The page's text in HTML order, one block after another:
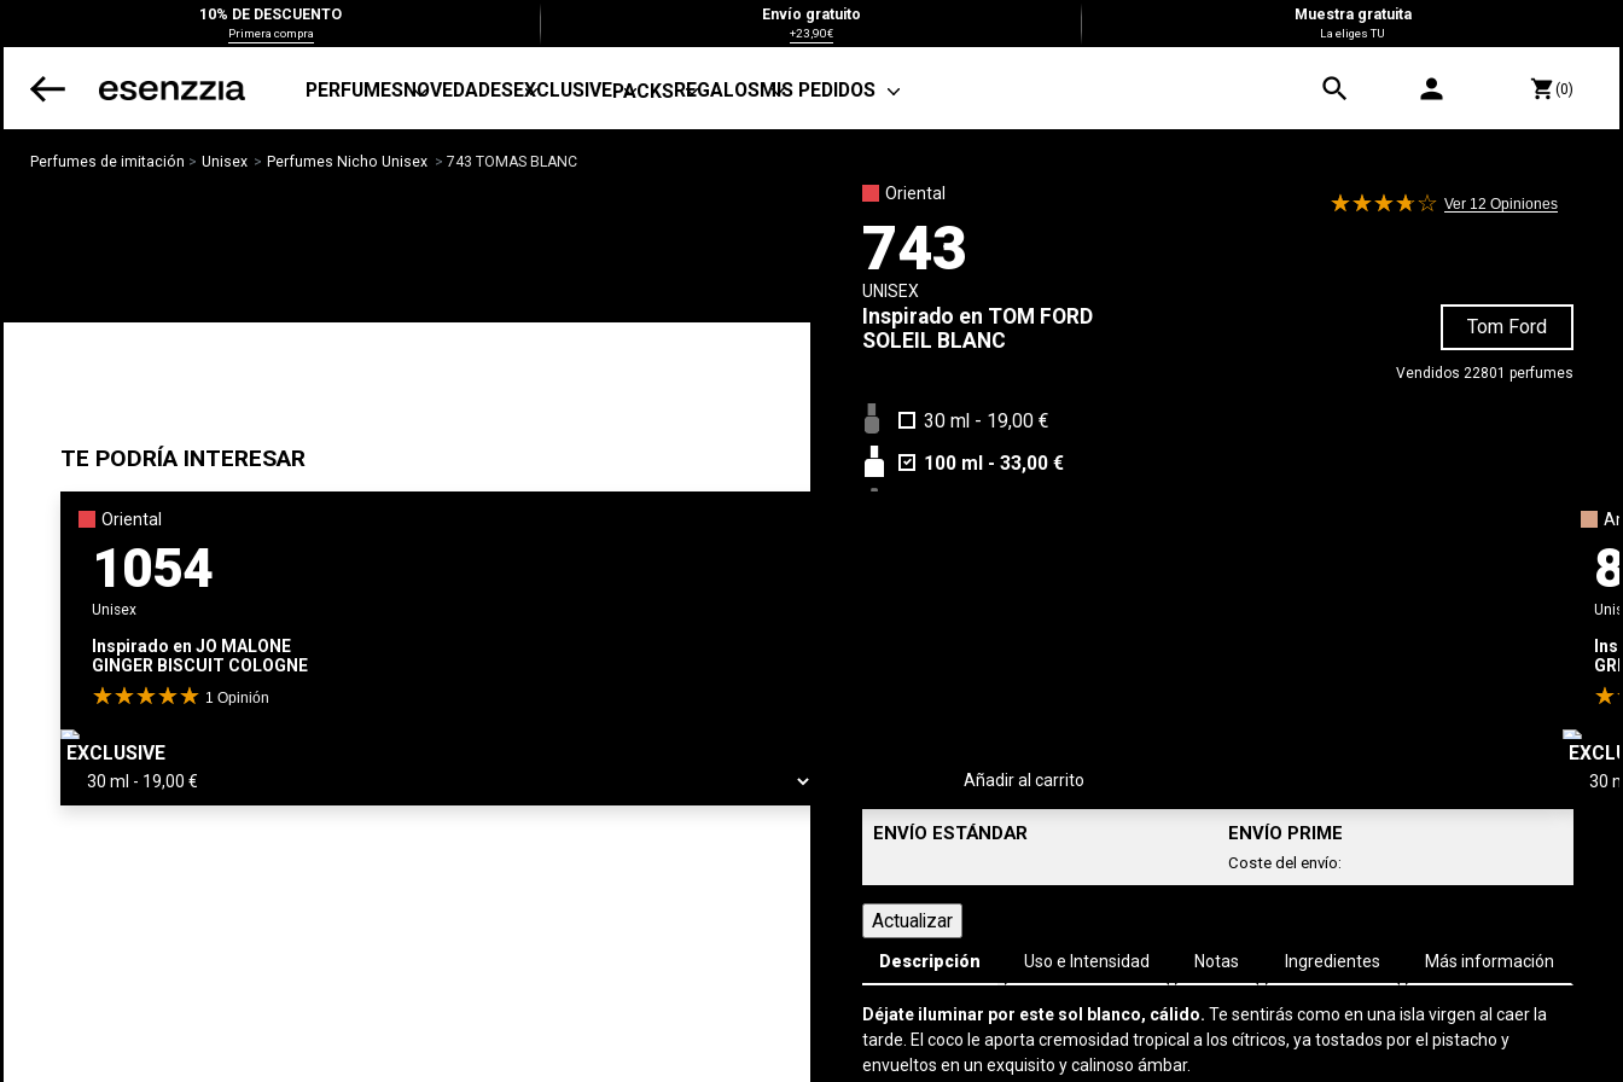
10% DE DESCUENTO
Primera compra
Envío gratuito
+23,90€
Muestra gratuita
La eliges TU
PERFUMESNOVEDADESEXCLUSIVEPACKSREGALOSMIS PEDIDOS search person shopping_cart(0)
Perfumes de imitación Unisex Perfumes Nicho Unisex 743 TOMAS BLANC
Oriental
Ver 12 Opiniones
743
UNISEX
Inspirado en TOM FORD
SOLEIL BLANC
Tom Ford
Vendidos 22801 perfumes
30 ml - 19,00 €
100 ml - 33,00 €
ENVÍO ESTÁNDAR ENVÍO PRIME
Coste del envío:
Descripción Uso e Intensidad Notas Ingredientes Más información
Déjate iluminar por este sol blanco, cálido. Te sentirás como en una isla virgen al caer la
tarde. El coco le aporta cremosidad tropical a los cítricos, ya tostados por el pistacho y
envueltos en un exquisito y calinoso ámbar.
TE PODRÍA INTERESAR
Oriental
1054
Unisex
Inspirado en JO MALONE
GINGER BISCUIT COLOGNE
1Opinión
EXCLUSIVE
Añadir al carrito